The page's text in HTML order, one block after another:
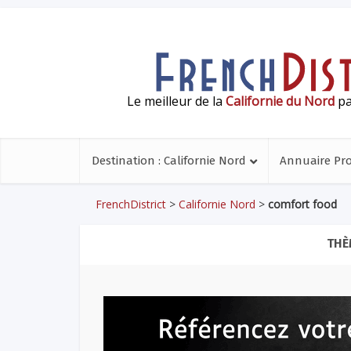
Le meilleur de la Californie du Nord
Destination : Californie Nord Annuaire
FrenchDistrict > Californie Nord > comfort food